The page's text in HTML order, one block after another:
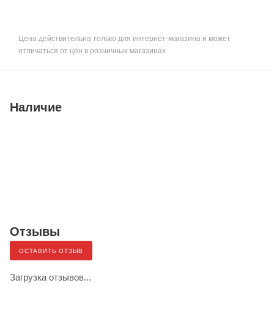
Цена действительна только для интернет-магазина и может
отличаться от цен в розничных магазинах
Наличие
Отзывы
ОСТАВИТЬ ОТЗЫВ
Загрузка отзывов...